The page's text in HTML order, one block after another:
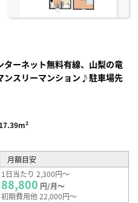
ターネット無料有線、山梨の竜
ンスリーマンション♪駐車場先
17.39m²
月額目安
1日当たり 2,300円～
88,800 円/月～
初期費用他 22,000円～